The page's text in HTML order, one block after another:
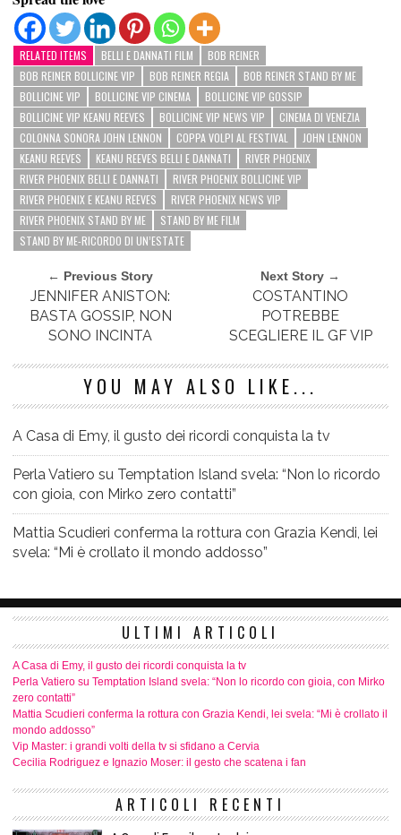
RELATED ITEMS BELLI E DANNATI FILM
BOB REINER
BOB REINER BOLLICINE VIP
BOB REINER REGIA
BOB REINER STAND BY ME
BOLLICINE VIP
BOLLICINE VIP CINEMA
BOLLICINE VIP GOSSIP
BOLLICINE VIP KEANU REEVES
BOLLICINE VIP NEWS VIP
CINEMA DI VENEZIA
COLONNA SONORA JOHN LENNON
COPPA VOLPI AL FESTIVAL
JOHN LENNON
KEANU REEVES
KEANU REEVES BELLI E DANNATI
RIVER PHOENIX
RIVER PHOENIX BELLI E DANNATI
RIVER PHOENIX BOLLICINE VIP
RIVER PHOENIX E KEANU REEVES
RIVER PHOENIX NEWS VIP
RIVER PHOENIX STAND BY ME
STAND BY ME FILM
STAND BY ME-RICORDO DI UN’ESTATE
← Previous Story
JENNIFER ANISTON:
BASTA GOSSIP, NON
SONO INCINTA
Next Story →
COSTANTINO
POTREBBE
SCEGLIERE IL GF VIP
YOU MAY ALSO LIKE...
A Casa di Emy, il gusto dei ricordi conquista la tv
Perla Vatiero su Temptation Island svela: “Non lo ricordo
con gioia, con Mirko zero contatti”
Mattia Scudieri conferma la rottura con Grazia Kendi, lei
svela: “Mi è crollato il mondo addosso”
ULTIMI ARTICOLI
A Casa di Emy, il gusto dei ricordi conquista la tv
Perla Vatiero su Temptation Island svela: “Non lo ricordo con gioia, con Mirko
zero contatti”
Mattia Scudieri conferma la rottura con Grazia Kendi, lei svela: “Mi è crollato il
mondo addosso”
Vip Master: i grandi volti della tv si sfidano a Cervia
Cecilia Rodriguez e Ignazio Moser: il gesto che scatena i fan
ARTICOLI RECENTI